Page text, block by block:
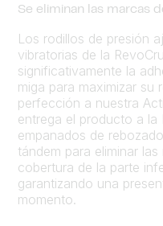
Se eliminan las marcas
Los rodillos de presión
vibratorias de la
significativamente la
miga para maximizar su
perfección a nuestra
entrega el producto a la
empanados de
tándem para eliminar
cobertura de la parte
garantizando una
momento.